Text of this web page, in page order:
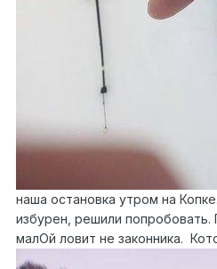
наша остановка утром на
избурен, решили попробовать.
малОй ловит не законника.